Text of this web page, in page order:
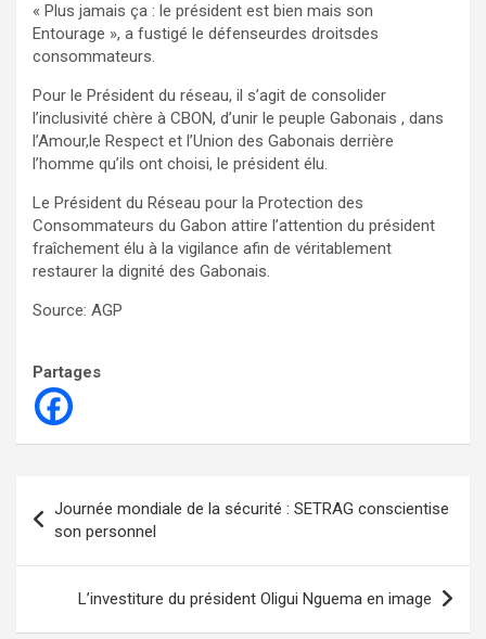
« Plus jamais ça : le président est bien mais son
Entourage », a fustigé le défenseurdes droitsdes
consommateurs.
Pour le Président du réseau, il s’agit de consolider
l’inclusivité chère à CBON, d’unir le peuple Gabonais , dans
l’Amour,le Respect et l’Union des Gabonais derrière
l’homme qu’ils ont choisi, le président élu.
Le Président du Réseau pour la Protection des
Consommateurs du Gabon attire l’attention du président
fraîchement élu à la vigilance afin de véritablement
restaurer la dignité des Gabonais.
Source: AGP
Partages
de
l’article
Journée mondiale de la sécurité : SETRAG conscientise
son personnel
L’investiture du président Oligui Nguema en image